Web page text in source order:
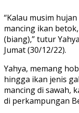
“Kalau musim
mancing ikan
(biang),” tutur
Jumat (30/12/22).
Yahya, memang
hingga ikan jenis
mancing di sawah,
di perkampungan